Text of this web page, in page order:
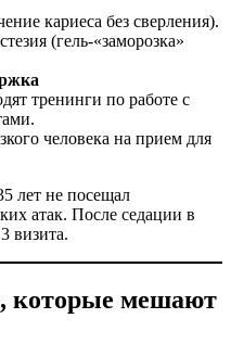
кариеса без сверления).
(гель-«заморозка»
тренинги по работе с
человека на прием для
лет не посещал
атак. После седации в
визита.
которые мешают